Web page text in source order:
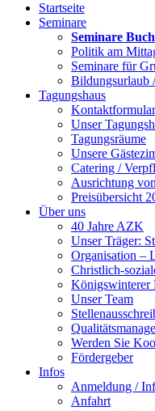
Startseite
Seminare
Seminare
Politik am
Seminare für
Bildungsurlaub
Tagungshaus
Unser
Tagungsräume
Unsere
Catering /
Ausrichtung
Preisübersicht
Über uns
40 Jahre AZK
Unser Träger:
Organisation –
Christlich-
Königswinterer
Unser Team
Werden Sie
Fördergeber
Infos
Anmeldung /
Anfahrt